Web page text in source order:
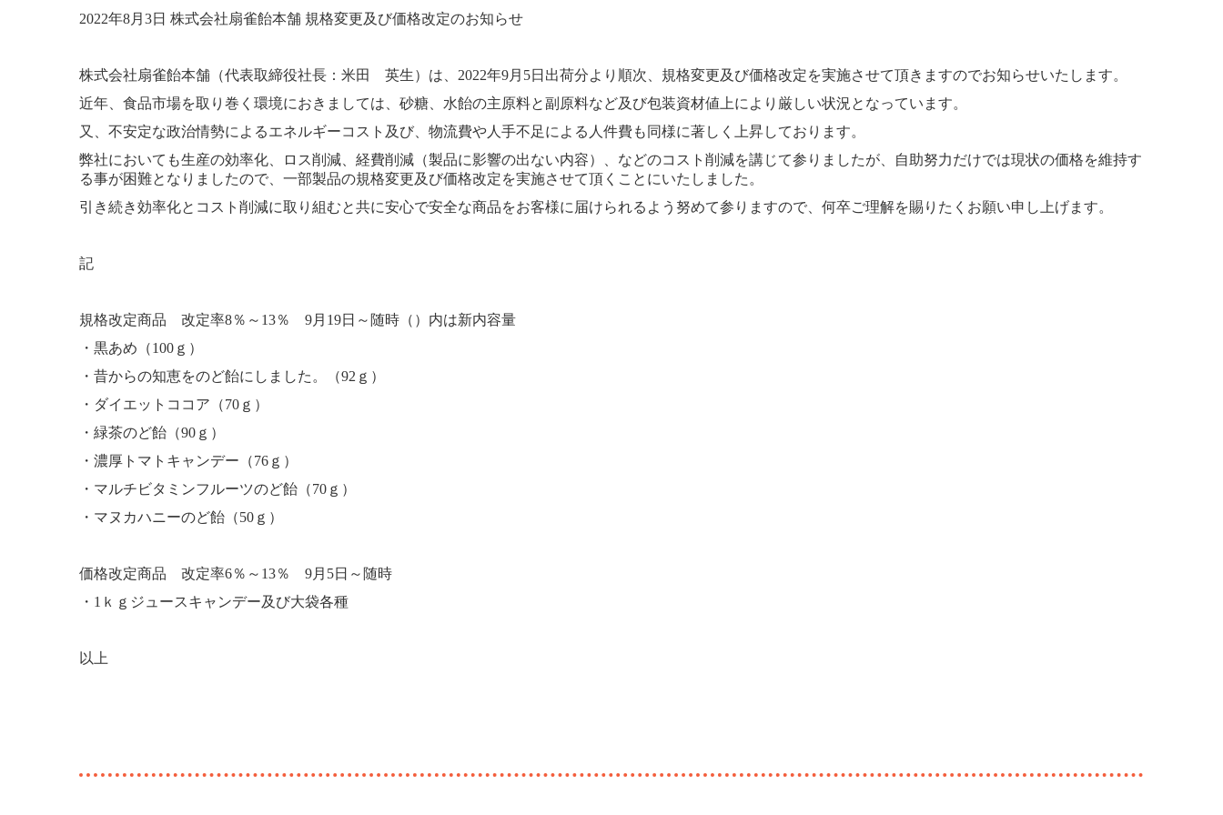
2022年8月3日 株式会社扇雀飴本舗 規格変更及び価格改定のお知らせ
株式会社扇雀飴本舗（代表取締役社長：米田 英生）は、2022年9月5日出荷分より順次、規格変更及び価格改定を実施させて頂きますのでお知らせいたします。
近年、食品市場を取り巻く環境におきましては、砂糖、水飴の主原料と副原料など及び包装資材値上により厳しい状況となっています。
又、不安定な政治情勢によるエネルギーコスト及び、物流費や人手不足による人件費も同様に著しく上昇しております。
弊社においても生産の効率化、ロス削減、経費削減（製品に影響の出ない内容）、などのコスト削減を講じて参りましたが、自助努力だけでは現状の価格を維持す
る事が困難となりましたので、一部製品の規格変更及び価格改定を実施させて頂くことにいたしました。
引き続き効率化とコスト削減に取り組むと共に安心で安全な商品をお客様に届けられるよう努めて参りますので、何卒ご理解を賜りたくお願い申し上げます。
記
規格改定商品 改定率8％～13％ 9月19日～随時（）内は新内容量
・黒あめ（100ｇ）
・昔からの知恵をのど飴にしました。（92ｇ）
・ダイエットココア（70ｇ）
・緑茶のど飴（90ｇ）
・濃厚トマトキャンデー（76ｇ）
・マルチビタミンフルーツのど飴（70ｇ）
・マヌカハニーのど飴（50ｇ）
価格改定商品 改定率6％～13％ 9月5日～随時
・1ｋｇジュースキャンデー及び大袋各種
以上